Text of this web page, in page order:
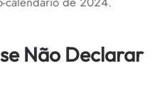
Não Declarar